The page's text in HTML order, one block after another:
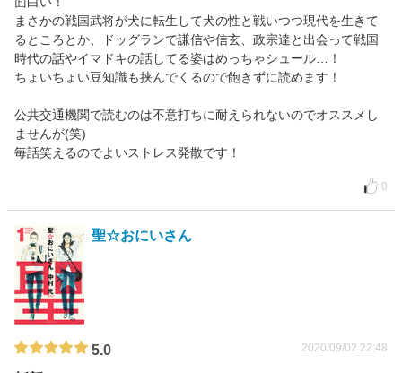
まさかの戦国武将が犬に転生して犬の性と戦いつつ現代を生きて
るところとか、ドッグランで謙信や信玄、政宗達と出会って戦国
時代の話やイマドキの話してる姿はめっちゃシュール…！
ちょいちょい豆知識も挟んでくるので飽きずに読めます！
公共交通機関で読むのは不意打ちに耐えられないのでオススメし
ませんが(笑)
毎話笑えるのでよいストレス発散です！
0
聖☆おにいさん
5.0 2020/09/02 22:48